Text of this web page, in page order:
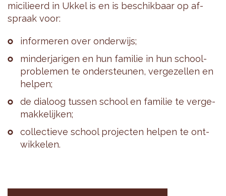
mi­ci­li­eerd in Ukkel is en is be­schik­baar op af­
spraak voor:
in­for­me­ren over on­der­wijs;
min­der­ja­ri­gen en hun fa­mi­lie in hun school­
pro­ble­men te on­der­steu­nen, ver­ge­zel­len en
hel­pen;
de dia­loog tus­sen school en fa­mi­lie te ver­ge­
mak­ke­lij­ken;
col­lec­tie­ve school pro­jec­ten hel­pen te ont­
wik­ke­len.